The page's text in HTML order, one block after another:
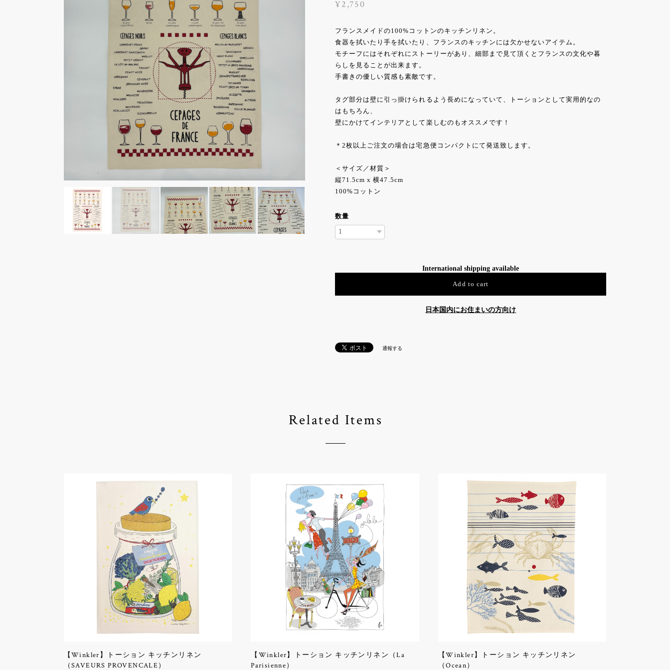
¥2,750
フランスメイドの100%コットンのキッチンリネン。
食器を拭いたり手を拭いたり、フランスのキッチンには欠かせないアイテム。
モチーフにはそれぞれにストーリーがあり、細部まで見て頂くとフランスの文化や暮
らしを見ることが出来ます。
手書きの優しい質感も素敵です。
タグ部分は壁に引っ掛けられるよう長めになっていて、トーションとして実用的なの
はもちろん、
壁にかけてインテリアとして楽しむのもオススメです！
＊2枚以上ご注文の場合は宅急便コンパクトにて発送致します。
＜サイズ／材質＞
縦71.5cm x 横47.5cm
100%コットン
数量
International shipping available
Add to cart
日本国内にお住まいの方向け
通報する
Related Items
【Winkler】トーション キッチンリネン
（SAVEURS PROVENCALE）
【Winkler】トーション キッチンリネン（La
Parisienne）
【Winkler】トーション キッチンリネン
（Ocean）